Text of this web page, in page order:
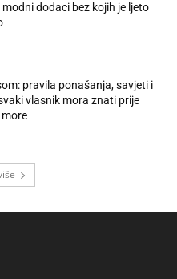
modni dodaci bez kojih je ljeto
pravila ponašanja, savjeti i
vlasnik mora znati prije